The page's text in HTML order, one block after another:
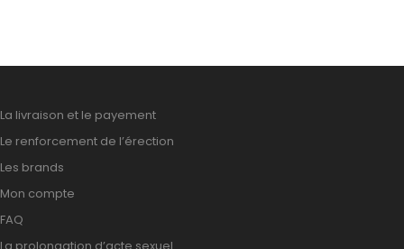
La livraison et le payement
Le renforcement de l’érection
Les brands
Mon compte
FAQ